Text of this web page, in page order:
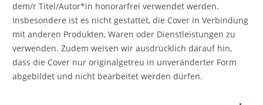
dem/r Titel/Autor*in honorarfrei verwendet werden.
Insbesondere ist es nicht gestattet, die Cover in Verbindung
mit anderen Produkten, Waren oder Dienstleistungen zu
verwenden. Zudem weisen wir ausdrücklich darauf hin,
dass die Cover nur originalgetreu in unveränderter Form
abgebildet und nicht bearbeitet werden dürfen.